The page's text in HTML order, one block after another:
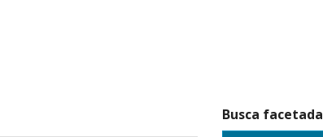
Busca facetada